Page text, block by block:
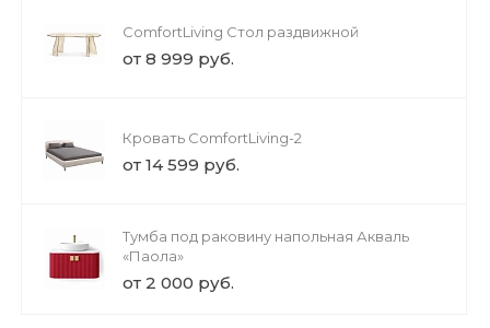
ComfortLiving Стол раздвижной
от 8 999 руб.
Кровать ComfortLiving-2
от 14 599 руб.
Тумба под раковину напольная Акваль
«Паола»
от 2 000 руб.